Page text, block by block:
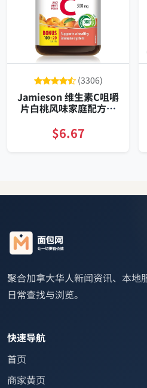
(3306)
Jamieson 维生素C咀嚼
片白桃风味家庭配方支
骨多效补充
$6.67
聚合加拿大华人新闻资讯、本地
日常查找与浏览。
快速导航
首页
商家黄页